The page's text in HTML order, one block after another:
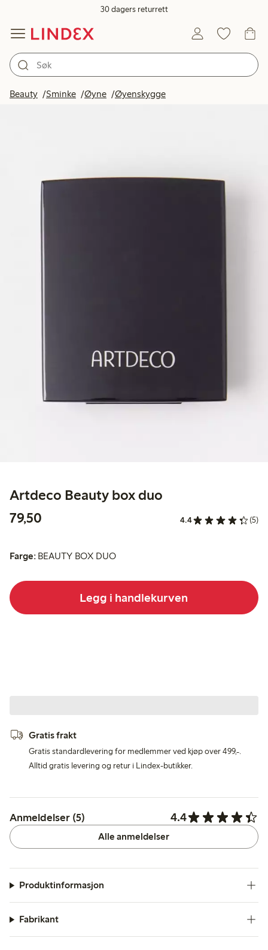
30 dagers returrett
Beauty Sminke Øyne Øyenskygge
Artdeco Beauty box duo
79,50
4.4 (5)
Farge: BEAUTY BOX DUO
Legg i handlekurven
Gratis frakt
Gratis standardlevering for medlemmer ved kjøp over 499,-.
Alltid gratis levering og retur i Lindex-butikker.
Anmeldelser (5) 4.4
Alle anmeldelser
Produktinformasjon
Fabrikant